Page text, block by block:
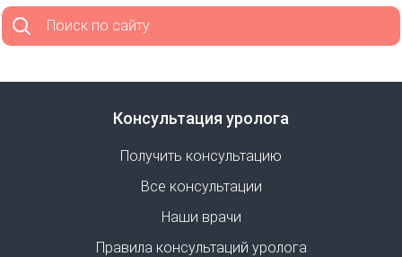
Поиск по сайту
Консультация уролога
Получить консультацию
Все консультации
Наши врачи
Правила консультаций уролога